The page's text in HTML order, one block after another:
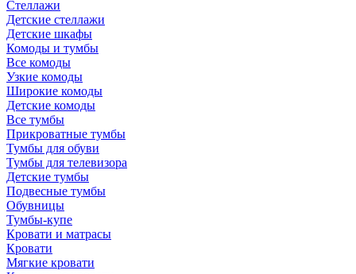
Стеллажи
Детские стеллажи
Детские шкафы
Комоды и тумбы
Все комоды
Узкие комоды
Широкие комоды
Детские комоды
Все тумбы
Прикроватные тумбы
Тумбы для обуви
Тумбы для телевизора
Детские тумбы
Подвесные тумбы
Обувницы
Тумбы-купе
Кровати и матрасы
Кровати
Мягкие кровати